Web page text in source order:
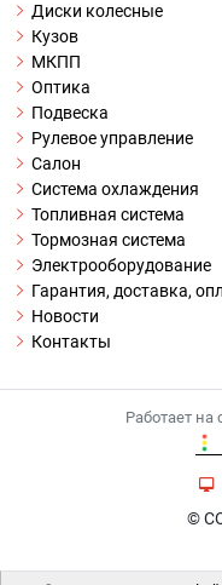
Диски колесные
Кузов
МКПП
Оптика
Подвеска
Рулевое управление
Салон
Система охлаждения
Топливная система
Тормозная система
Электрооборудование
Гарантия, доставка,
Новости
Контакты
Работает на
©